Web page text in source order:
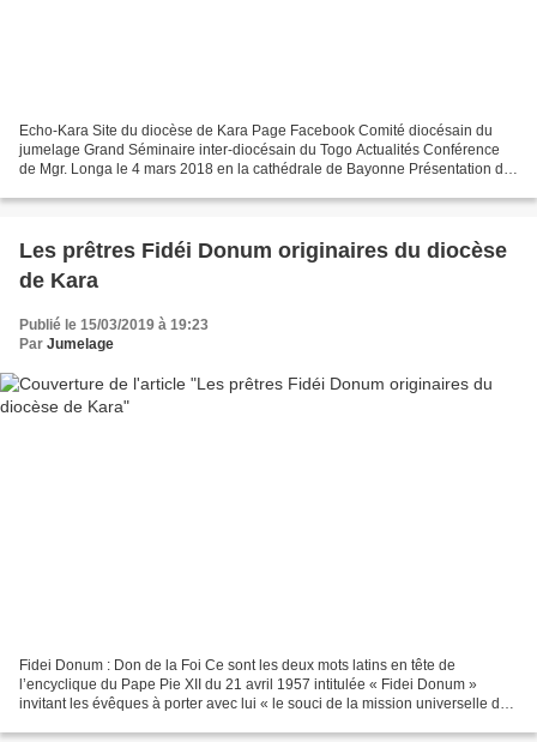
Echo-Kara Site du diocèse de Kara Page Facebook Comité diocésain du
jumelage Grand Séminaire inter-diocésain du Togo Actualités Conférence
de Mgr. Longa le 4 mars 2018 en la cathédrale de Bayonne Présentation du
Les prêtres Fidéi Donum originaires du diocèse
de Kara
Publié le 15/03/2019 à 19:23
Par Jumelage
Fidei Donum : Don de la Foi Ce sont les deux mots latins en tête de
l’encyclique du Pape Pie XII du 21 avril 1957 intitulée « Fidei Donum »
invitant les évêques à porter avec lui « le souci de la mission universelle de